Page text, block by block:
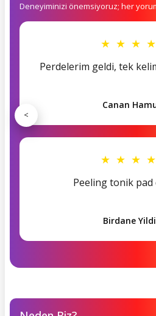
Deneyiminizi önemsiyoruz; her
★ ★ ★
Perdelerim geldi, tek
Canan
★ ★ ★
Peeling tonik pad
Birdane
<